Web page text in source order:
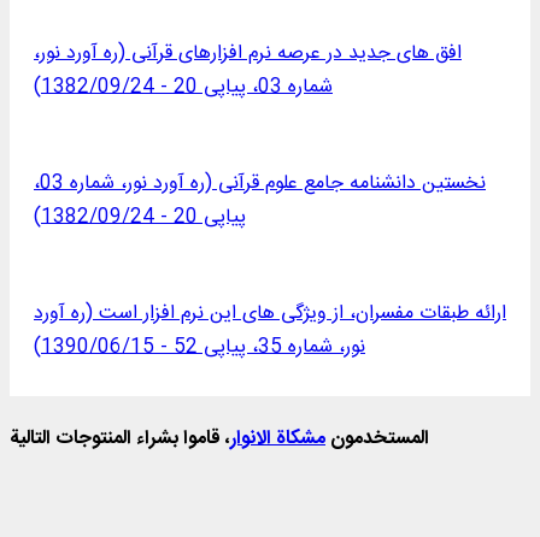
افق های جدید در عرصه نرم افزارهای قرآنی (ره آورد نور،
شماره 03، پیاپی 20 - 1382/09/24)
نخستین دانشنامه جامع علوم قرآنی (ره آورد نور، شماره 03،
پیاپی 20 - 1382/09/24)
ارائه طبقات مفسران، از ویژگی های این نرم افزار است (ره آورد
نور، شماره 35، پیاپی 52 - 1390/06/15)
المستخدمونمشكاة الانوار، قاموا بشراء المنتوجات التالية